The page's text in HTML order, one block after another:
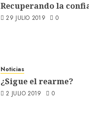
Recuperando la
29 JULIO 2019 0
Noticias
¿Sigue el rearme?
2 JULIO 2019 0